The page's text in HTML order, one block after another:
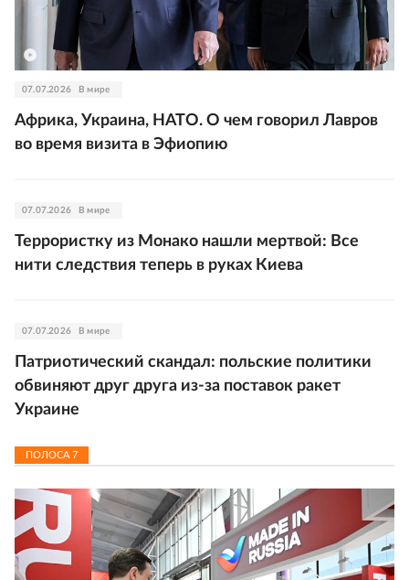
07.07.2026 В мире
Африка, Украина, НАТО. О чем говорил Лавров
во время визита в Эфиопию
07.07.2026 В мире
Террористку из Монако нашли мертвой: Все
нити следствия теперь в руках Киева
07.07.2026 В мире
Патриотический скандал: польские политики
обвиняют друг друга из-за поставок ракет
Украине
ПОЛОСА 7